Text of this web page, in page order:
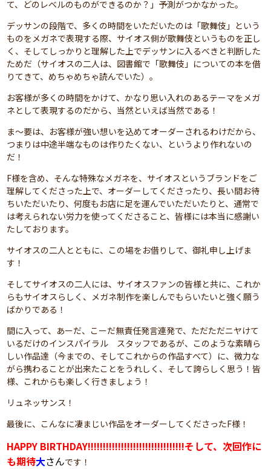
て、どのレベルのものができるのか？」予測がつかなかった。
デッサンの段階で、多くの時間をいただいたのは「歌舞伎」という
ものをメガネで表現する際、サイオス側が歌舞伎というものを正し
く、そしてしっかりと理解した上でデッサンに入るべきと判断した
ためだ（サイオスの二人は、図書館で「歌舞伎」についての本を借
りてきて、めちゃめちゃ読んでいた）。
お客様が多くの時間をかけて、かなり思い入れのあるテーマをメガ
ネとして表現するのだから、当然といえば当然である！
ま～要は、お客様が強い想いを込めてオーダーされるわけだから、
つまりは中途半端なものは作りたくない、というより作れないの
だ！
F様を含め、そんな特殊なメガネを、サイオスというブランドをご
理解してくださった上で、オーダーしてくださったり、長い間お待
ちいただいたり、何度もお店に足を運んでいただいたりと、通常で
は考えられない労力を使ってくださること、皆様には本当に感謝い
たしております。
サイオスの二人とともに、この場をお借りして、御礼申し上げま
す！
そしてサイオスの二人には、サイオスファンの皆様と共に、これか
らもサイオスらしく、メガネ制作を楽しんでもらいたいと強く願う
ばかりである！
間に入って、あーだ、こーだ無責任発言連発で、ただただニヤけて
いるだけのインスパイラル スタッフであるが、このような素晴ら
しい作品達（今までの、そしてこれからの作品すべて）に、微力な
がら携わることが出来たことをうれしく、そして誇らしく思う！皆
様、これからも楽しく行きましょう！
リュネッサンス！
最後に、こんなに凄まじい作品をオーダーしてくださったF様！
HAPPY BIRTHDAY!!!!!!!!!!!!!!!!!!!!!!!!!!!!!!!!そして、次回作に
も期待大さんです！